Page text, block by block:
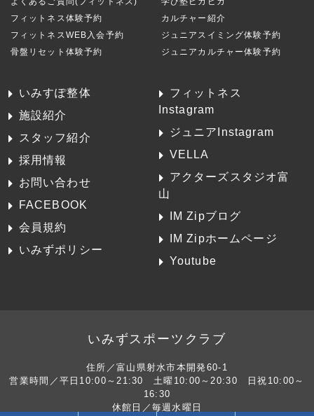
フィットネス体験予約
フィットネスWEB入会予約
骨盤リセット体験予約
カルチャー紹介
ジュニアスイミング体験予約
ジュニアカルチャー体験予約
いみすぽ整体
施設紹介
スタッフ紹介
採用情報
お問い合わせ
FACEBOOK
会員規約
いみずポリシー
フィットネス
Instagram
ジュニアInstagram
VELLA
アクターズスタジオ富
山
IM Zipブログ
IM Zipホームページ
Youtube
いみずスポーツクラブ
住所／富山県射水市本開発60-1
営業時間／平日10:00～21:30 土曜10:00～20:30 日祝10:00～
16:30
休館日／毎週水曜日